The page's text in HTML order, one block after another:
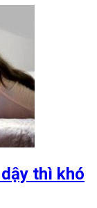
thì khó